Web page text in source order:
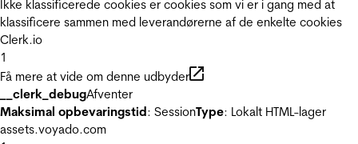
Ikke klassificerede cookies er cookies som vi er i gang med at
klassificere sammen med leverandørerne af de enkelte cookies
Clerk.io
1
Få mere at vide om denne udbyder
__clerk_debugAfventer
Maksimal opbevaringstid: SessionType: Lokalt HTML-lager
assets.voyado.com